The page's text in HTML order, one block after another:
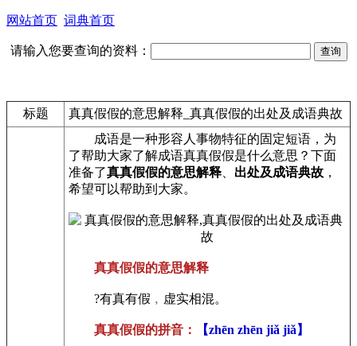
网站首页 词典首页
请输入您要查询的资料：
标题 真真假假的意思解释_真真假假的出处及成语典故
成语是一种形容人事物特征的固定短语，为
了帮助大家了解成语真真假假是什么意思？下面
准备了真真假假的意思解释 出处及成语典故 ，
希望可以帮助到大家。
真真假假的意思解释
?有真有假﹐虚实相混。
真真假假的拼音： 【zhēn zhēn jiǎ jiǎ】